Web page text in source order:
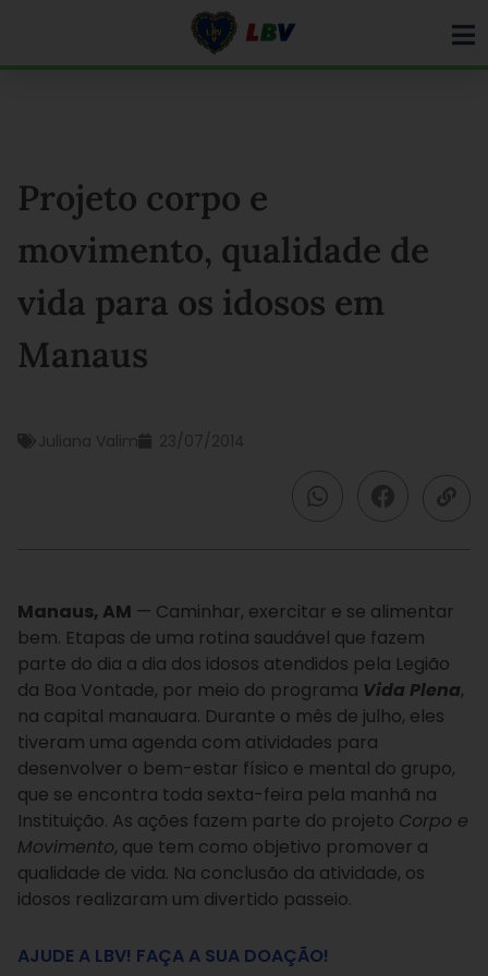
Projeto corpo e
movimento, qualidade de
vida para os idosos em
Manaus
Juliana Valim 23/07/2014
Manaus, AM — Caminhar, exercitar e se alimentar
bem. Etapas de uma rotina saudável que fazem
parte do dia a dia dos idosos atendidos pela Legião
da Boa Vontade, por meio do programa Vida Plena,
na capital manauara. Durante o mês de julho, eles
tiveram uma agenda com atividades para
desenvolver o bem-estar físico e mental do grupo,
que se encontra toda sexta-feira pela manhã na
Instituição. As ações fazem parte do projeto Corpo e
Movimento, que tem como objetivo promover a
qualidade de vida. Na conclusão da atividade, os
idosos realizaram um divertido passeio.
AJUDE A LBV! FAÇA A SUA DOAÇÃO!